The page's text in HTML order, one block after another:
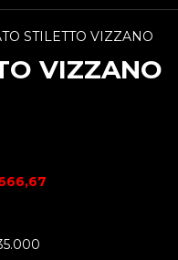
STILETTO VIZZANO
VIZZANO